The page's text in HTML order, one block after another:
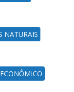
NATURAIS